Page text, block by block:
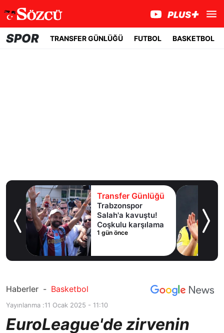
SPOR TRANSFER GÜNLÜĞÜ FUTBOL BASKETBOL
Transfer Günlüğü
Trabzonspor
Salah'a kavuştu!
Coşkulu karşılama
1 gün önce
Haberler - Basketbol
Yayınlanma :11 Ocak 2025 - 11:10
EuroLeague'de zirvenin